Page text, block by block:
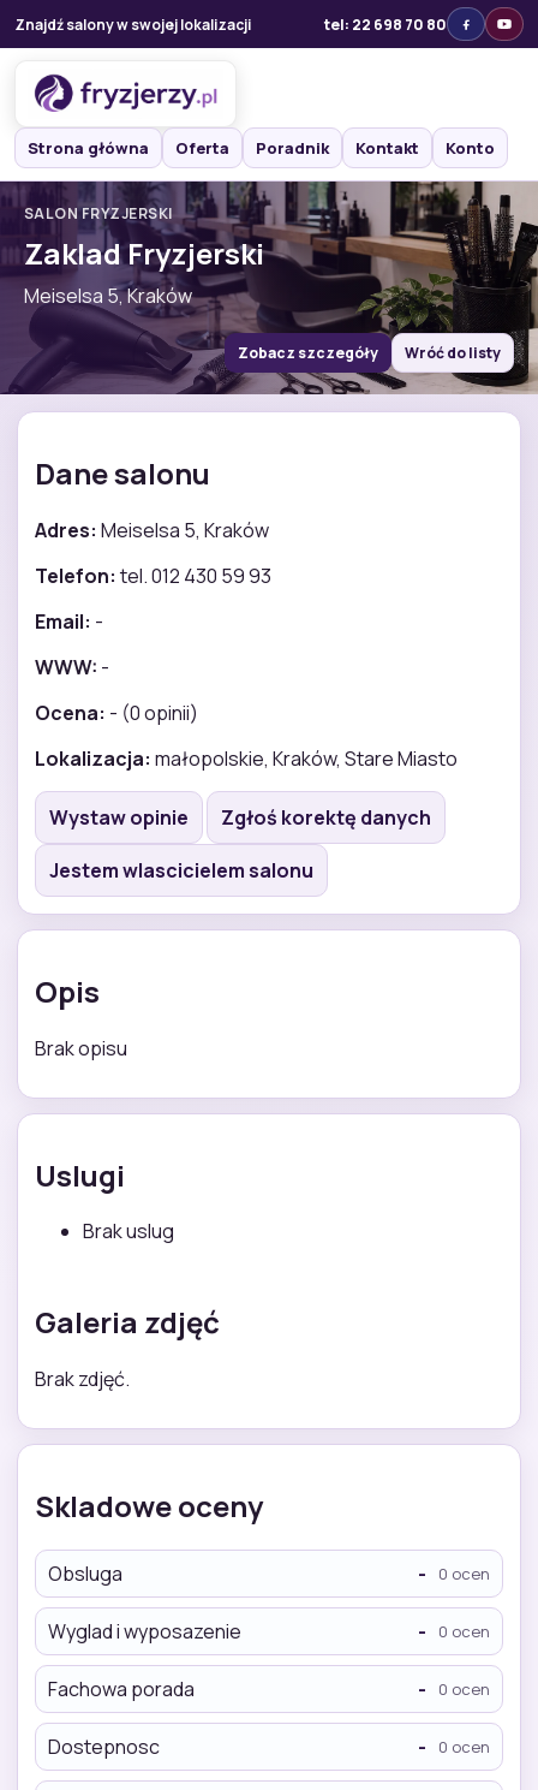
Znajdź salony w swojej lokalizacji tel: 22 698 70 80
Strona główna Oferta Poradnik Kontakt Konto
SALON FRYZJERSKI
Zaklad Fryzjerski
Meiselsa 5, Kraków
Zobacz szczegóły Wróć do listy
Dane salonu
Adres: Meiselsa 5, Kraków
Telefon: tel. 012 430 59 93
Email: -
WWW: -
Ocena: - (0 opinii)
Lokalizacja: małopolskie, Kraków, Stare Miasto
Wystaw opinie
Zgłoś korektę danych
Jestem wlascicielem salonu
Opis
Brak opisu
Uslugi
Brak uslug
Galeria zdjęć
Brak zdjęć.
Skladowe oceny
Obsluga - 0 ocen
Wyglad i wyposazenie - 0 ocen
Fachowa porada - 0 ocen
Dostepnosc - 0 ocen